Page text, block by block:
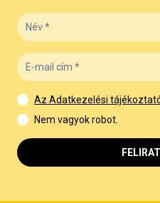
Az Adatkezelési
Nem vagyok robot.